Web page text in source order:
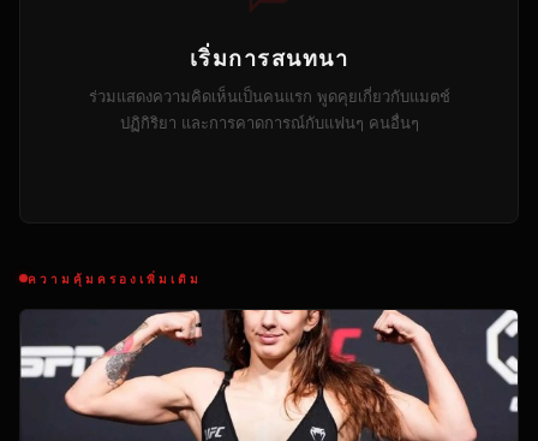
เริ่มการสนทนา
ร่วมแสดงความคิดเห็นเป็นคนแรก พูดคุยเกี่ยวกับแมตช์
ปฏิกิริยา และการคาดการณ์กับแฟนๆ คนอื่นๆ
ความคุ้มครองเพิ่มเติม